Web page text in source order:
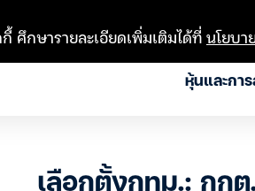
หุ้นและกา
เลือกตั้งกทม.: กก
ศึกษารายละเอียดเพิ่มเติมได้ที่นโยบา